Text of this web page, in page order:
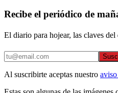
Recibe el periódico de
El diario para hojear, las claves
Al suscribirte aceptas nuestro